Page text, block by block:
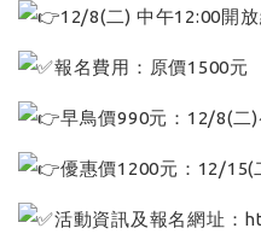
12/8(二) 中午12:00開
報名費用：原價1500
早鳥價990元：12/8(二
優惠價1200元：12/15(
活動資訊及報名網址：